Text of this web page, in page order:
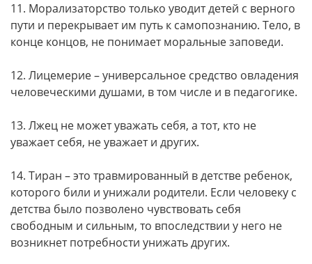
11. Морализаторство только уводит детей с верного
пути и перекрывает им путь к самопознанию. Тело, в
конце концов, не понимает моральные заповеди.
12. Лицемерие – универсальное средство овладения
человеческими душами, в том числе и в педагогике.
13. Лжец не может уважать себя, а тот, кто не
уважает себя, не уважает и других.
14. Тиран – это травмированный в детстве ребенок,
которого били и унижали родители. Если человеку с
детства было позволено чувствовать себя
свободным и сильным, то впоследствии у него не
возникнет потребности унижать других.